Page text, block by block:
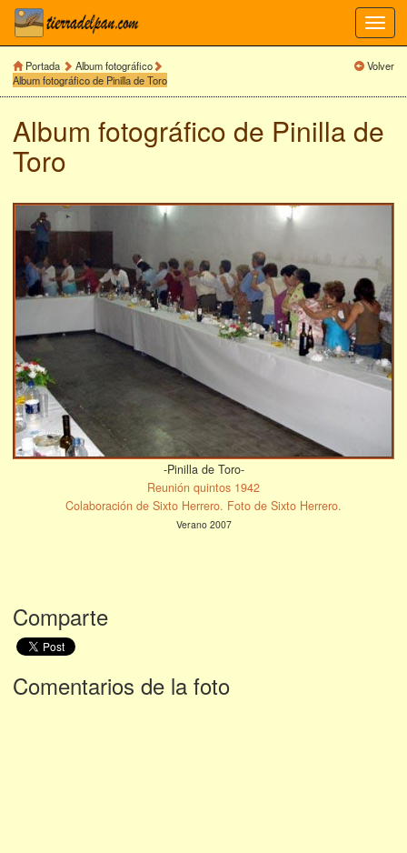
Portada
Album fotográfico
Album fotográfico de Pinilla de Toro
Volver
Album fotográfico de Pinilla de
Toro
-Pinilla de Toro-
Reunión quintos 1942
Colaboración de Sixto Herrero. Foto de Sixto Herrero.
Verano 2007
Comparte
Comentarios de la foto